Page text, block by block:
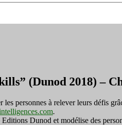
de
(Dunod 2018) –
personnes à relever leurs défis
.
Dunod et modélise des